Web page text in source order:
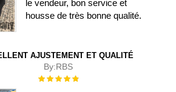
le vendeur, bon service et
housse de très bonne qualité.
AJUSTEMENT ET QUALITÉ
By:RBS
Évaluation :